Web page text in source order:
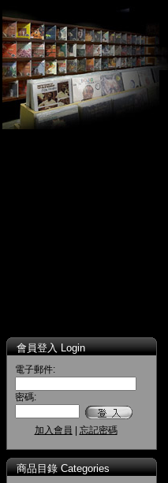
會員登入 Login
電子郵件:
密碼:
加入會員 忘記密碼
商品目錄 Categories